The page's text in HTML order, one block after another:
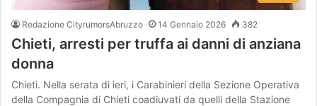
Redazione CityrumorsAbruzzo 14 Gennaio 2026 382
Chieti, arresti per truffa ai danni di anziana
donna
Chieti. Nella serata di ieri, i Carabinieri della Sezione Operativa
della Compagnia di Chieti coadiuvati da quelli della Stazione